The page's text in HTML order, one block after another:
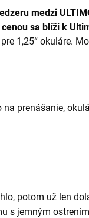
medzi
sa blíži k
1,25“ okuláre.
na prenášanie,
potom už len
s jemným